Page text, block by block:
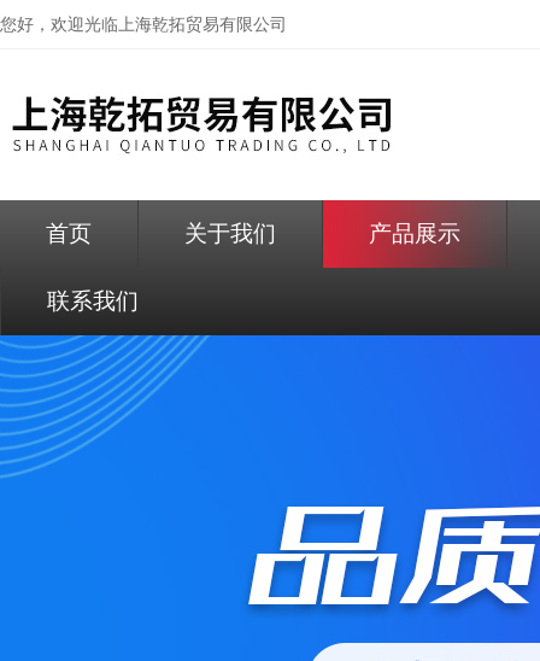
您好，欢迎光临上海乾拓贸易有限公司
首页 关于我们 产品展示
联系我们